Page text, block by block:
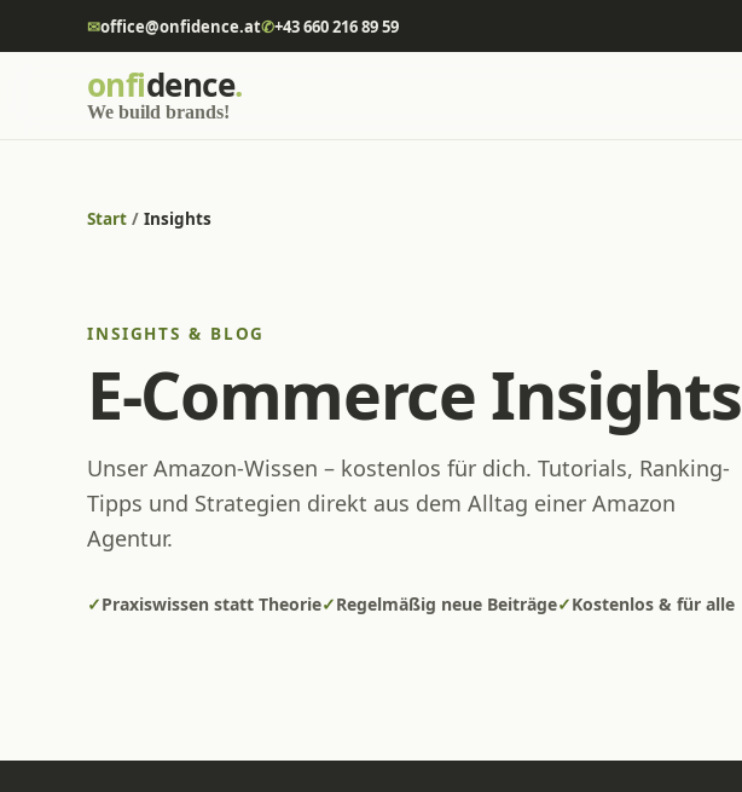
✉office@onfidence.at✆+43 660 216 89 59
onfidence.
We build brands!
Start / Insights
INSIGHTS & BLOG
E-Commerce Insights
Unser Amazon-Wissen – kostenlos für dich. Tutorials, Ranking-
Tipps und Strategien direkt aus dem Alltag einer Amazon
Agentur.
✓Praxiswissen statt Theorie✓Regelmäßig neue Beiträge✓Kostenlos & für alle